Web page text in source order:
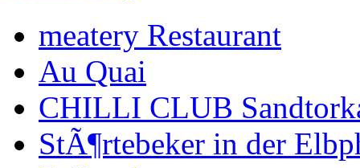
meatery Restaurant
Au Quai
CHILLI CLUB
StÃ¶rtebeker in der